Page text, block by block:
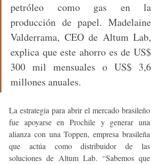
petróleo como gas en la
producción de papel. Madelaine
Valderrama, CEO de Altum Lab,
explica que este ahorro es de US$
300 mil mensuales o US$ 3,6
millones anuales.
La estrategia para abrir el mercado brasileño
fue apoyarse en Prochile y generar una
alianza con una Toppen, empresa brasileña
que actúa como distribuidor de las
soluciones de Altum Lab. “Sabemos que